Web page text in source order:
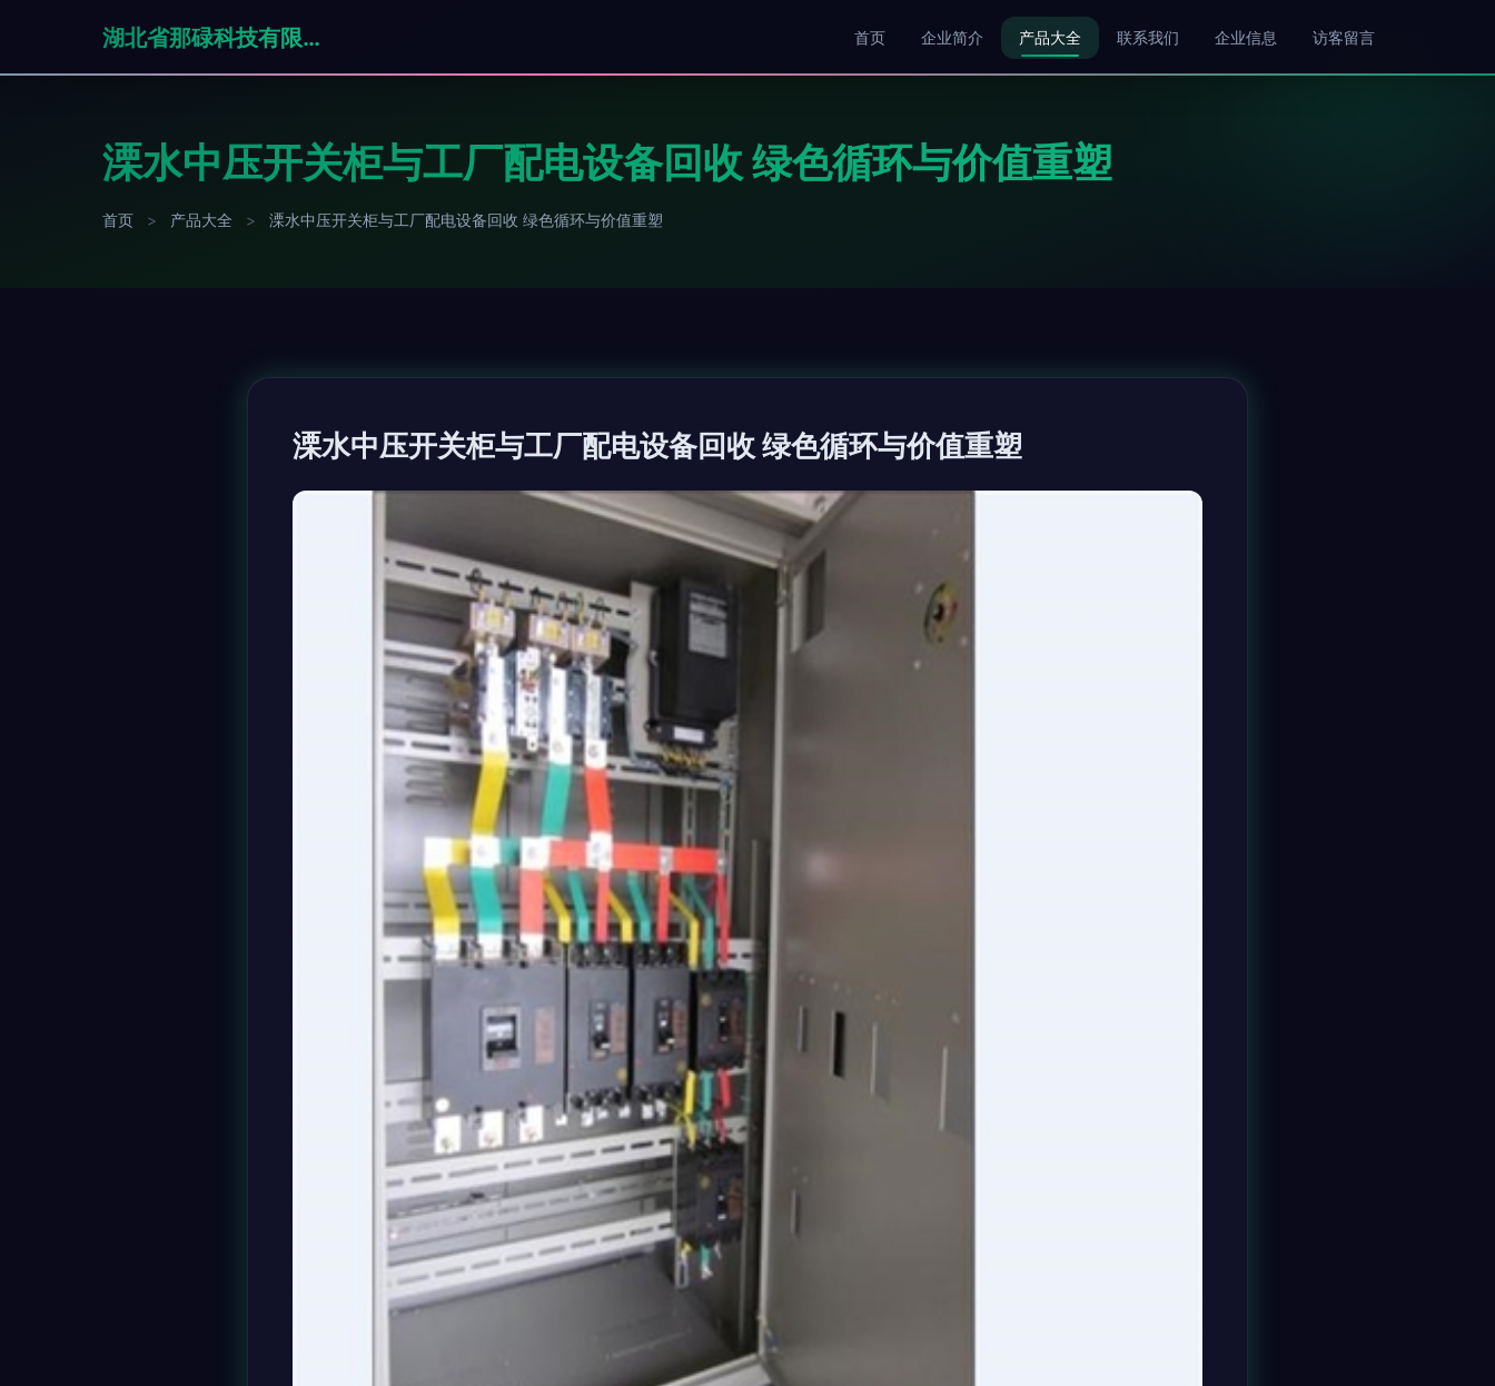
湖北省那碌科技有限责任公司 首页 企业简介 产品大全 联系我们 企业信息 访客留言
溧水中压开关柜与工厂配电设备回收 绿色循环与价值重塑
首页 > 产品大全 > 溧水中压开关柜与工厂配电设备回收 绿色循环与价值重塑
溧水中压开关柜与工厂配电设备回收 绿色循环与价值重塑